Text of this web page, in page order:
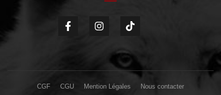
CGF CGU Mention Légales Nous contacter